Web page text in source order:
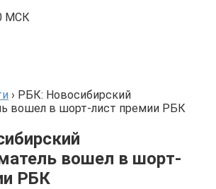
МСК
› РБК: Новосибирский
вошел в шорт-лист премии РБК
вошел в шорт-
РБК